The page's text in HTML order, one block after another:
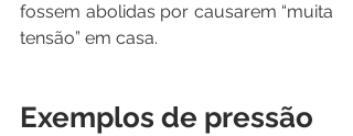
fossem abolidas por causarem “muita
tensão” em casa.
Exemplos de pressão